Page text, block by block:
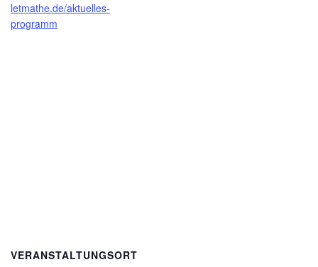
letmathe.de/aktuelles-
programm
VERANSTALTUNGSORT